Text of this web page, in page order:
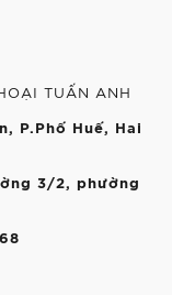
TUẤN ANH
P.Phố Huế, Hai
3/2, phường